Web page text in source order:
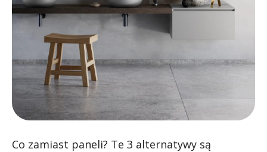
Co zamiast paneli? Te 3 alternatywy są